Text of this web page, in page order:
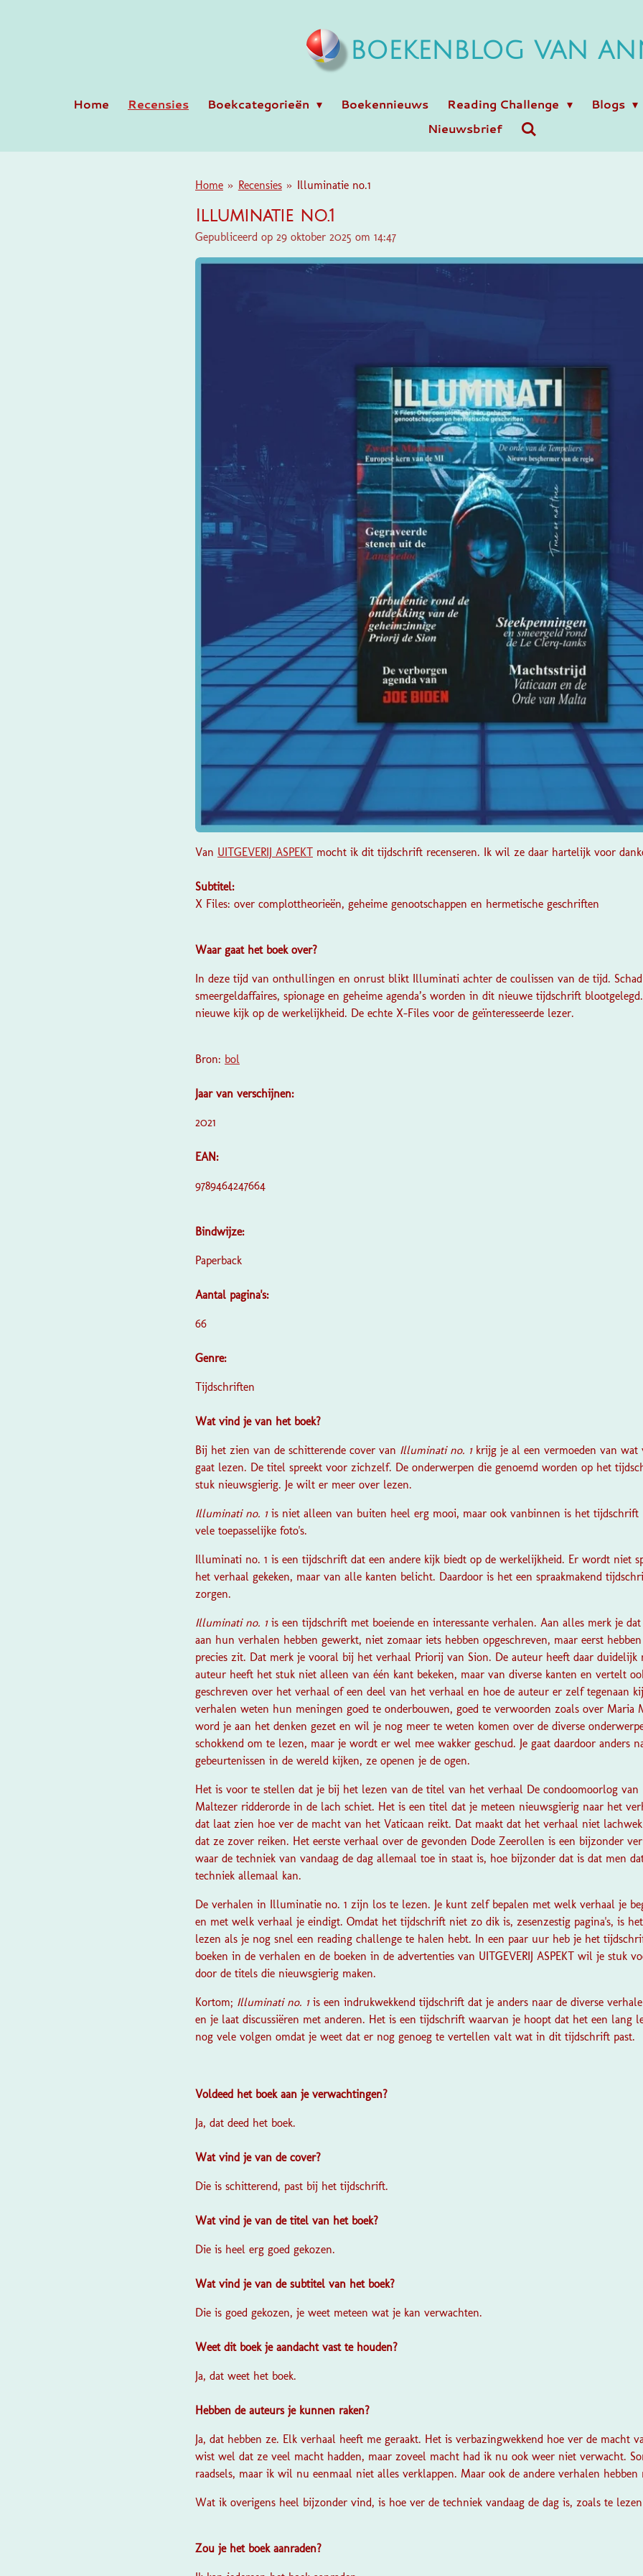
BOEKENBLOG VAN
Home Recensies Boekcategorieën Boekennieuws Reading Challenge
Blogs
Nieuwsbrief
Home » Recensies » Illuminatie no.1
Illuminatie no.1
Gepubliceerd op 29 oktober 2025 om 14:47
Van UITGEVERIJ ASPEKT mocht ik dit tijdschrift recenseren. Ik wil ze daar hartelijk voor
Subtitel:
X Files: over complottheorieën, geheime genootschappen en hermetische geschriften
Waar gaat het boek over?
In deze tijd van onthullingen en onrust blikt Illuminati achter de coulissen van de tijd.
smeergeldaffaires, spionage en geheime agenda’s worden in dit nieuwe tijdschrift
nieuwe kijk op de werkelijkheid. De echte X-Files voor de geïnteresseerde lezer.
Bron: bol
Jaar van verschijnen:
2021
EAN:
9789464247664
Bindwijze:
Paperback
Aantal pagina's:
66
Genre:
Tijdschriften
Wat vind je van het boek?
Bij het zien van de schitterende cover van Illuminati no. 1 krijg je al een vermoeden van
gaat lezen. De titel spreekt voor zichzelf. De onderwerpen die genoemd worden op het
stuk nieuwsgierig. Je wilt er meer over lezen.
Illuminati no. 1 is niet alleen van buiten heel erg mooi, maar ook vanbinnen is het tijdschrift
vele toepasselijke foto's.
Illuminati no. 1 is een tijdschrift dat een andere kijk biedt op de werkelijkheid. Er wordt niet
het verhaal gekeken, maar van alle kanten belicht. Daardoor is het een spraakmakend
zorgen.
Illuminati no. 1 is een tijdschrift met boeiende en interessante verhalen. Aan alles merk je
aan hun verhalen hebben gewerkt, niet zomaar iets hebben opgeschreven, maar eerst
precies zit. Dat merk je vooral bij het verhaal Priorij van Sion. De auteur heeft daar duidelijk
auteur heeft het stuk niet alleen van één kant bekeken, maar van diverse kanten en vertelt
geschreven over het verhaal of een deel van het verhaal en hoe de auteur er zelf tegenaan
verhalen weten hun meningen goed te onderbouwen, goed te verwoorden zoals over Maria
word je aan het denken gezet en wil je nog meer te weten komen over de diverse
schokkend om te lezen, maar je wordt er wel mee wakker geschud. Je gaat daardoor anders
gebeurtenissen in de wereld kijken, ze openen je de ogen.
Het is voor te stellen dat je bij het lezen van de titel van het verhaal De condoomoorlog van
Maltezer ridderorde in de lach schiet. Het is een titel dat je meteen nieuwsgierig naar het
dat laat zien hoe ver de macht van het Vaticaan reikt. Dat maakt dat het verhaal niet
dat ze zover reiken. Het eerste verhaal over de gevonden Dode Zeerollen is een bijzonder
waar de techniek van vandaag de dag allemaal toe in staat is, hoe bijzonder dat is dat men
techniek allemaal kan.
De verhalen in Illuminatie no. 1 zijn los te lezen. Je kunt zelf bepalen met welk verhaal je
en met welk verhaal je eindigt. Omdat het tijdschrift niet zo dik is, zesenzestig pagina's, is
lezen als je nog snel een reading challenge te halen hebt. In een paar uur heb je het
boeken in de verhalen en de boeken in de advertenties van UITGEVERIJ ASPEKT wil je stuk
door de titels die nieuwsgierig maken.
Kortom; Illuminati no. 1 is een indrukwekkend tijdschrift dat je anders naar de diverse
en je laat discussiëren met anderen. Het is een tijdschrift waarvan je hoopt dat het een lang
nog vele volgen omdat je weet dat er nog genoeg te vertellen valt wat in dit tijdschrift past.
Voldeed het boek aan je verwachtingen?
Ja, dat deed het boek.
Wat vind je van de cover?
Die is schitterend, past bij het tijdschrift.
Wat vind je van de titel van het boek?
Die is heel erg goed gekozen.
Wat vind je van de subtitel van het boek?
Die is goed gekozen, je weet meteen wat je kan verwachten.
Weet dit boek je aandacht vast te houden?
Ja, dat weet het boek.
Hebben de auteurs je kunnen raken?
Ja, dat hebben ze. Elk verhaal heeft me geraakt. Het is verbazingwekkend hoe ver de macht
wist wel dat ze veel macht hadden, maar zoveel macht had ik nu ook weer niet verwacht.
raadsels, maar ik wil nu eenmaal niet alles verklappen. Maar ook de andere verhalen hebben
Wat ik overigens heel bijzonder vind, is hoe ver de techniek vandaag de dag is, zoals te
Zou je het boek aanraden?